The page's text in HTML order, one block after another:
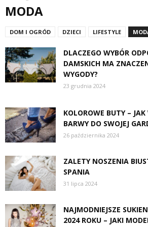
MODA
DOM I OGRÓD DZIECI LIFESTYLE
DLACZEGO WYBÓR
DAMSKICH MA
WYGODY?
23 grudnia 2024
KOLOROWE BUTY –
BARWY DO SWOJEJ
26 października 2024
ZALETY NOSZENIA
SPANIA
31 lipca 2024
NAJMODNIEJSZE
2024 ROKU – JAKI